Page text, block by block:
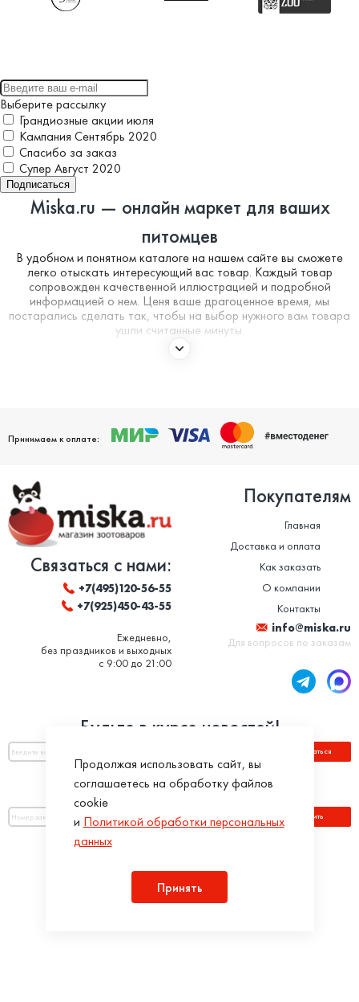
Выберите рассылку
Грандиозные акции июля
Кампания Сентябрь 2020
Спасибо за заказ
Супер Август 2020
Подписаться
Miska.ru — онлайн маркет для ваших
питомцев
В удобном и понятном каталоге на нашем сайте вы сможете
легко отыскать интересующий вас товар. Каждый товар
сопровожден качественной иллюстрацией и подробной
информацией о нем. Ценя ваше драгоценное время, мы
постарались сделать так, чтобы на выбор нужного вам товара
ушли считанные минуты.
и ветеринарные препараты. Вся продукция, представленная в
нашем магазине, сертифицирована и соответствует высоким
стандартам качества.
Принимаем к оплате:
Связаться с нами:
+7(495)120-56-55
+7(925)450-43-55
Ежедневно,
без праздников и выходных
с 9:00 до 21:00
Покупателям
Главная
Доставка и оплата
Как заказать
О компании
Контакты
info@miska.ru
Для вопросов по заказам
Будьте в курсе новостей!
Подписаться
Оплатить по номеру заказа:
Оплатить
Продолжая использовать сайт, вы
соглашаетесь на обработку файлов
cookie
и Политикой обработки персональных
данных
Принять